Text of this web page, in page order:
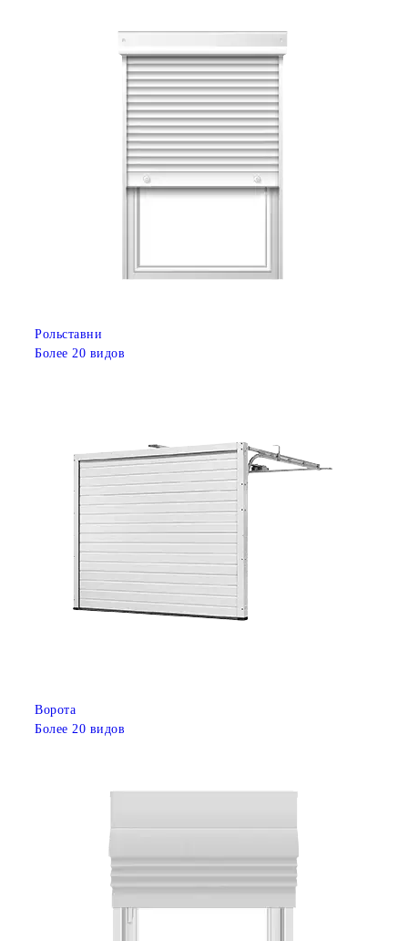
Рольставни
Более 20 видов
Ворота
Более 20 видов